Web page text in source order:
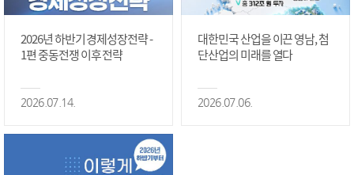
2026년 하반기 경제성장전략 -
1편 중동전쟁 이후 전략
2026.07.14.
대한민국 산업을 이끈 영남, 첨
단산업의 미래를 열다
2026.07.06.